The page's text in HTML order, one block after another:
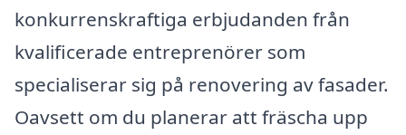
konkurrenskraftiga erbjudanden från
kvalificerade entreprenörer som
specialiserar sig på renovering av fasader.
Oavsett om du planerar att fräscha upp